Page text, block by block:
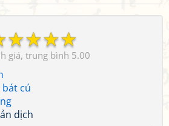
☆
☆
☆
☆
5.00
cú
dịch